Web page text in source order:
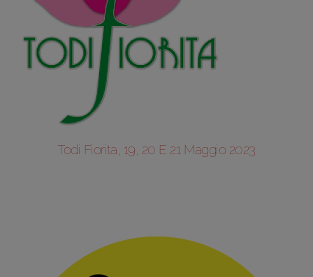
Todi Fiorita, 19, 20 E 21 Maggio 2023